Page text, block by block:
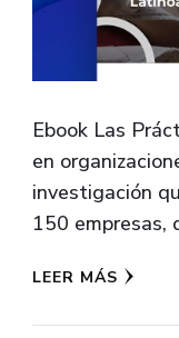
Ebook Las
en
investigación
150 empresas,
LEER MÁS